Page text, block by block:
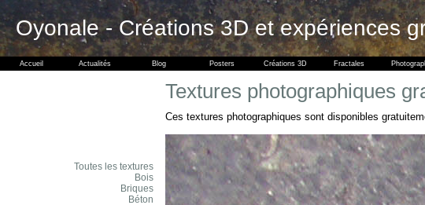
Oyonale - Créations 3D et expériences
Accueil Actualités Blog Posters Créations 3D Fractales
Toutes les textures
Bois
Briques
Béton
Textures photographiques
Ces textures photographiques sont disponibles